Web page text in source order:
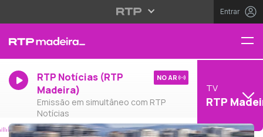
Entrar
RTP Notícias (RTP
Madeira)
Emissão em simultâneo com RTP
Notícias
NO AR
TV
RTP